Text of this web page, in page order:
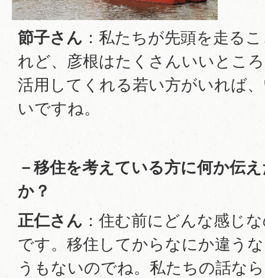
節子さん ：私たちが先頭を走る
れど、彦根はたくさんいいとこ
活用してくれる若い方がいれば
いですね。
－移住を考えている方に何か伝
か？
正仁さん ：住む前にどんな感じ
です。移住してからなにか違う
うもないのでね。私たちの話な